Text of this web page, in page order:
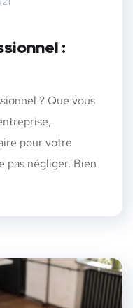
:
? Que vous
pour votre
pas négliger. Bien